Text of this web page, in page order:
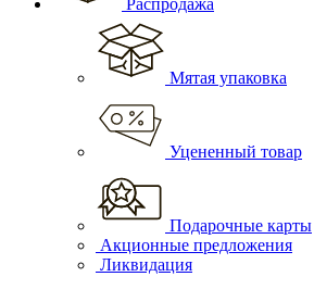
Распродажа
Мятая упаковка
Уцененный товар
Подарочные карты
Акционные предложения
Ликвидация